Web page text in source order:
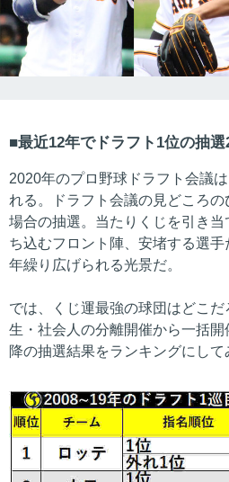
最近12年でドラフト1位の抽選
2020年のプロ野球ドラフト会議
れる。ドラフト会議の見どころ
場合の抽選。当たりくじを引き
ち込むフロント陣、安堵する選
年繰り広げられる光景だ。
では、くじ運最強の球団はどこ
生・社会人の分離開催から一括
降の抽選結果をランキングにして